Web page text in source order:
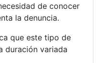
de conocer
la denuncia.
que este tipo de
duración variada